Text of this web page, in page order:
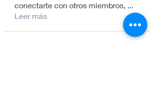
conectarte con otros miembros, ...
Leer más